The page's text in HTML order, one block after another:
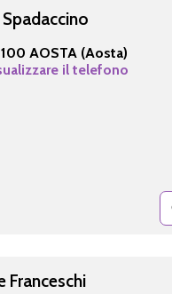
AOSTA (Aosta)
il telefono
Franceschi